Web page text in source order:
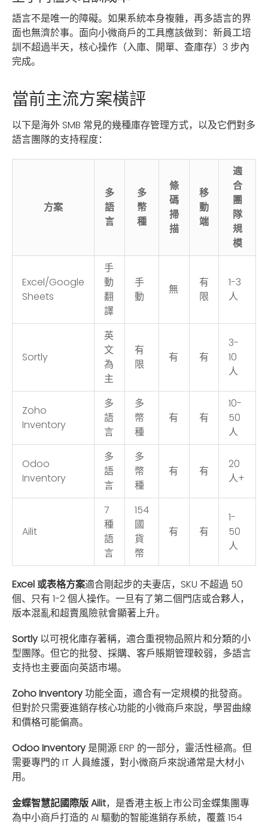
語言不是唯一的障礙。如果系統本身複雜，再多語言的界
面也無濟於事。面向小微商戶的工具應該做到：新員工培
訓不超過半天，核心操作（入庫、開單、查庫存）3 步內
完成。
當前主流方案橫評
以下是海外 SMB 常見的幾種庫存管理方式，以及它們對多
語言團隊的支持程度：
方案
多
語
言
多
幣
種
條
碼
掃
描
移
動
端
適
合
團
隊
規
模
Excel/Google
Sheets
手
動
翻
譯
手
動
無
有
限
1-3
人
Sortly
英
文
為
主
有
限
有 有
3-
10
人
Zoho
Inventory
多
語
言
多
幣
種
有 有
10-
50
人
Odoo
Inventory
多
語
言
多
幣
種
有 有
20
人+
Ailit
7
種
語
言
154
國
貨
幣
有 有
1-
50
人
Excel 或表格方案適合剛起步的夫妻店，SKU 不超過 50
個、只有 1-2 個人操作。一旦有了第二個門店或合夥人，
版本混亂和超賣風險就會顯著上升。
Sortly 以可視化庫存著稱，適合重視物品照片和分類的小
型團隊。但它的批發、採購、客戶賬期管理較弱，多語言
支持也主要面向英語市場。
Zoho Inventory功能全面，適合有一定規模的批發商。
但對於只需要進銷存核心功能的小微商戶來說，學習曲線
和價格可能偏高。
Odoo Inventory是開源 ERP 的一部分，靈活性極高。但
需要專門的 IT 人員維護，對小微商戶來說通常是大材小
用。
金蝶智慧記國際版 Ailit，是香港主板上市公司金蝶集團專
為中小商戶打造的 AI 驅動的智能進銷存系統，覆蓋 154